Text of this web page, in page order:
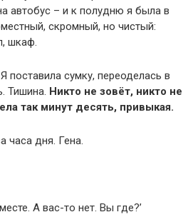
автобус – и к полудню я была в
скромный, но чистый:
шкаф.
поставила сумку, переоделась в
Тишина. Никто не зовёт, никто не
так минут десять, привыкая.
часа дня. Гена.
А вас-то нет. Вы где?’